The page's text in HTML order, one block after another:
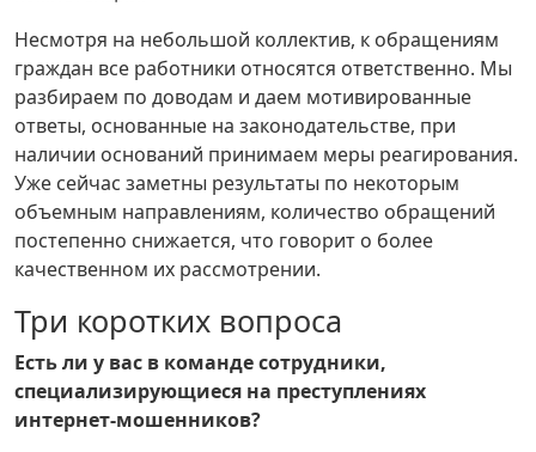
Несмотря на небольшой коллектив, к обращениям
граждан все работники относятся ответственно. Мы
разбираем по доводам и даем мотивированные
ответы, основанные на законодательстве, при
наличии оснований принимаем меры реагирования.
Уже сейчас заметны результаты по некоторым
объемным направлениям, количество обращений
постепенно снижается, что говорит о более
качественном их рассмотрении.
Три коротких вопроса
Есть ли у вас в команде сотрудники,
специализирующиеся на преступлениях
интернет-мошенников?